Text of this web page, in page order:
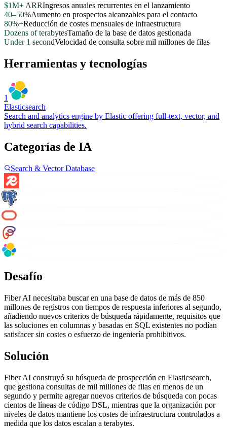
$1M+ ARRIngresos anuales recurrentes en el lanzamiento
40–50%Aumento en prospectos alcanzables para el contacto
80%+Reducción de costes mensuales de infraestructura
Dozens of terabytesTamaño de la base de datos gestionada
Under 1 secondVelocidad de consulta sobre mil millones de filas
Herramientas y tecnologías
1
Elasticsearch
Search and analytics engine by Elastic offering full-text, vector, and
hybrid search capabilities.
Categorías de IA
Search & Vector Database
Desafío
Fiber AI necesitaba buscar en una base de datos de más de 850
millones de registros con tiempos de respuesta inferiores al segundo,
añadiendo nuevos criterios de búsqueda rápidamente, requisitos que
las soluciones en columnas y basadas en SQL existentes no podían
satisfacer sin costes o esfuerzo de ingeniería prohibitivos.
Solución
Fiber AI construyó su búsqueda de prospección en Elasticsearch,
que gestiona consultas de mil millones de filas en menos de un
segundo y permite agregar nuevos criterios de búsqueda con pocas
cientos de líneas de código DSL, mientras que la organización por
niveles de datos mantiene los costes de infraestructura controlados a
medida que los datos escalan a terabytes.